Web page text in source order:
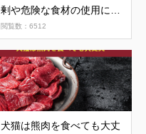
剰や危険な食材の使用に注
意
閲覧数：6512
犬猫は熊肉を食べても大丈